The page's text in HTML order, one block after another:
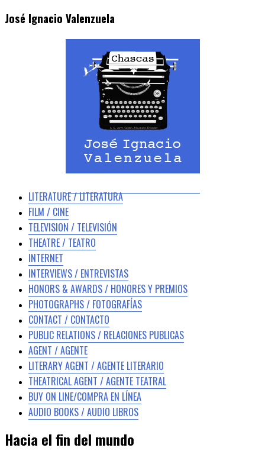
José Ignacio Valenzuela
LITERATURE / LITERATURA
FILM / CINE
TELEVISION / TELEVISIÓN
THEATRE / TEATRO
INTERNET
INTERVIEWS / ENTREVISTAS
HONORS & AWARDS / HONORES Y PREMIOS
PHOTOGRAPHS / FOTOGRAFÍAS
CONTACT / CONTACTO
PUBLIC RELATIONS / RELACIONES PUBLICAS
AGENT / AGENTE
LITERARY AGENT / AGENTE LITERARIO
THEATRICAL AGENT / AGENTE TEATRAL
BUY ON LINE/COMPRA EN LÍNEA
AUDIO BOOKS / AUDIO LIBROS
Hacia el fin del mundo